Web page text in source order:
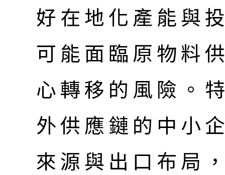
好在地化產能與
可能面臨原物料
心轉移的風險。
外供應鏈的中小
來源與出口布局